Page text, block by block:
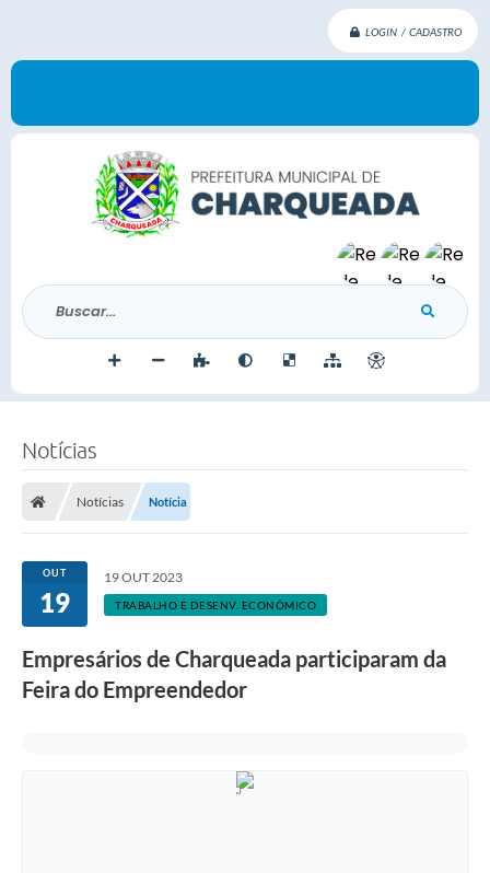
LOGIN / CADASTRO
Buscar...
Notícias
Notícias Notícia
OUT
19
19 OUT 2023
TRABALHO E DESENV. ECONÔMICO
Empresários de Charqueada participaram da
Feira do Empreendedor